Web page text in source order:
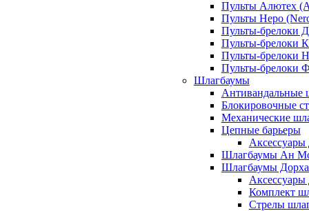
Пульты Алютех
Пульты Неро
Пульты-брелоки
Пульты-брелоки
Пульты-брелоки
Пульты-брелоки
Шлагбаумы
Антивандальные
Блокировочные
Механические
Цепные барьеры
Аксессуары
Шлагбаумы Ан
Шлагбаумы
Комплект
Стрелы